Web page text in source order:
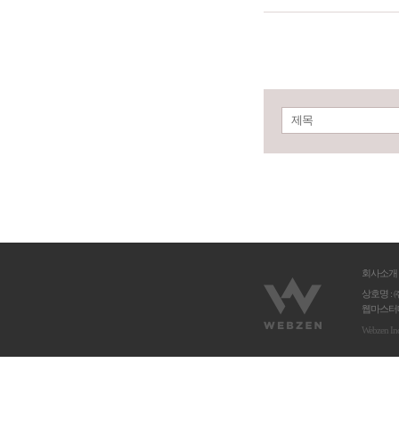
제목
회사소개
상호명 :
웹마스
Webzen